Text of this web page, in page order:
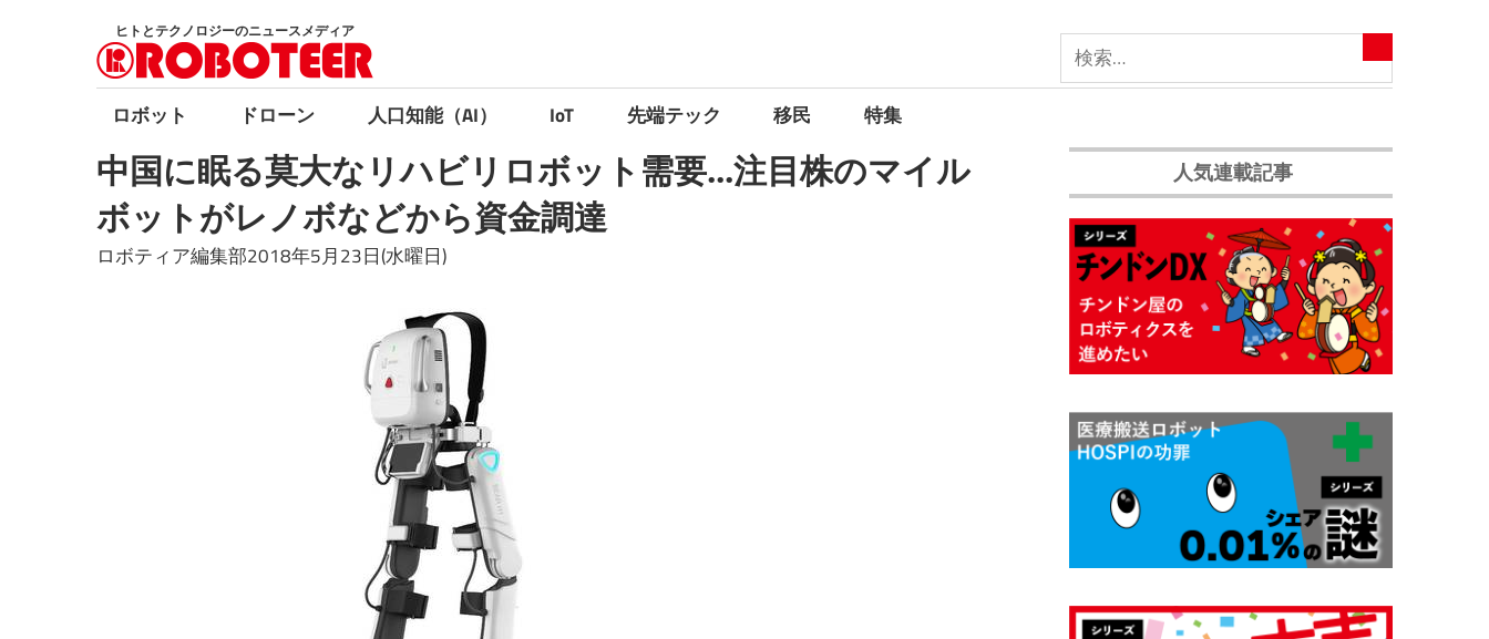
ン
テ
へ
ス
キ
ッ
ヒトとテクノロジーのニュースメディア
ロボット ドローン 人口知能（AI） IoT 先端テック 移民 特集
中国に眠る莫大なリハビリロボット需要...注目株のマイル
ボットがレノボなどから資金調達
ロボティア編集部2018年5月23日(水曜日)
人気連載記事